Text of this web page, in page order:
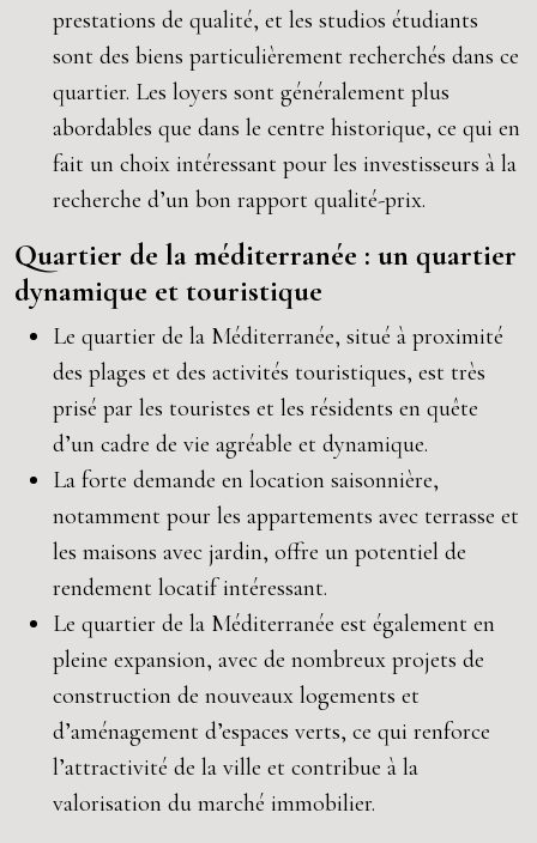
prestations de qualité, et les studios étudiants
sont des biens particulièrement recherchés dans ce
quartier. Les loyers sont généralement plus
abordables que dans le centre historique, ce qui en
fait un choix intéressant pour les investisseurs à la
recherche d’un bon rapport qualité-prix.
Quartier de la méditerranée : un quartier
dynamique et touristique
Le quartier de la Méditerranée, situé à proximité
des plages et des activités touristiques, est très
prisé par les touristes et les résidents en quête
d’un cadre de vie agréable et dynamique.
La forte demande en location saisonnière,
notamment pour les appartements avec terrasse et
les maisons avec jardin, offre un potentiel de
rendement locatif intéressant.
Le quartier de la Méditerranée est également en
pleine expansion, avec de nombreux projets de
construction de nouveaux logements et
d’aménagement d’espaces verts, ce qui renforce
l’attractivité de la ville et contribue à la
valorisation du marché immobilier.